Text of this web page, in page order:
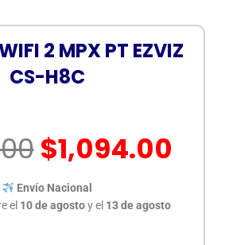
2 MPX PT EZVIZ
CS-H8C
El
precio
original
era:
$1,140.00.
$1,094.00
Envío Nacional
el 10 de agostoy el 13 de agosto